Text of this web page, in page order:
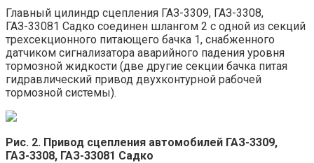
Главный цилиндр сцепления ГАЗ-3309, ГАЗ-3308,
ГАЗ-33081 Садко соединен шлангом 2 с одной из секций
трехсекционного питающего бачка 1, снабженного
датчиком сигнализатора аварийного падения уровня
тормозной жидкости (две другие секции бачка питая
гидравлический привод двухконтурной рабочей
тормозной системы).
Рис. 2. Привод сцепления автомобилей ГАЗ-3309,
ГАЗ-3308, ГАЗ-33081 Садко